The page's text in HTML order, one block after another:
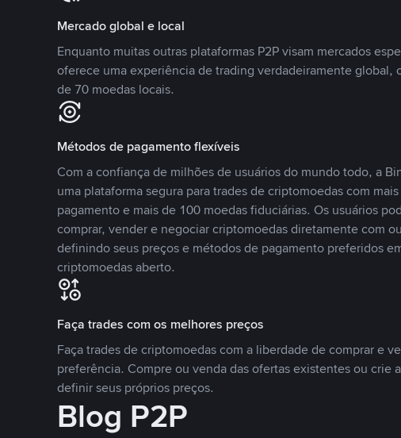
Mercado global e local
Enquanto muitas outras plataformas P2P visam mercados
oferece uma experiência de trading verdadeiramente global,
de 70 moedas locais.
Métodos de pagamento flexíveis
Com a confiança de milhões de usuários do mundo todo, a
uma plataforma segura para trades de criptomoedas com
pagamento e mais de 100 moedas fiduciárias. Os usuários
comprar, vender e negociar criptomoedas diretamente com
definindo seus preços e métodos de pagamento preferidos
criptomoedas aberto.
Faça trades com os melhores preços
Faça trades de criptomoedas com a liberdade de comprar e
preferência. Compre ou venda das ofertas existentes ou crie
definir seus próprios preços.
Blog P2P